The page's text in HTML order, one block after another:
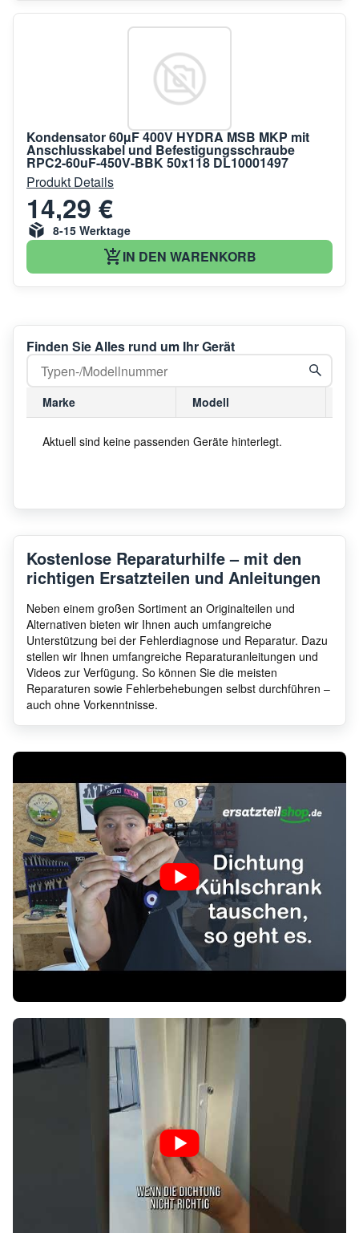
Kondensator 60µF 400V HYDRA MSB MKP mit
Anschlusskabel und Befestigungsschraube
RPC2-60uF-450V-BBK 50x118 DL10001497
Produkt Details
14,29 €
8-15 Werktage
IN DEN WARENKORB
Finden Sie Alles rund um Ihr Gerät
Marke Modell
Aktuell sind keine passenden Geräte hinterlegt.
Kostenlose Reparaturhilfe – mit den
richtigen Ersatzteilen und Anleitungen
Neben einem großen Sortiment an Originalteilen und
Alternativen bieten wir Ihnen auch umfangreiche
Unterstützung bei der Fehlerdiagnose und Reparatur. Dazu
stellen wir Ihnen umfangreiche Reparaturanleitungen und
Videos zur Verfügung. So können Sie die meisten
Reparaturen sowie Fehlerbehebungen selbst durchführen –
auch ohne Vorkenntnisse.